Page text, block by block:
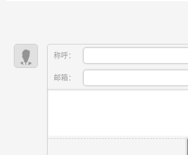
称呼：
邮箱：